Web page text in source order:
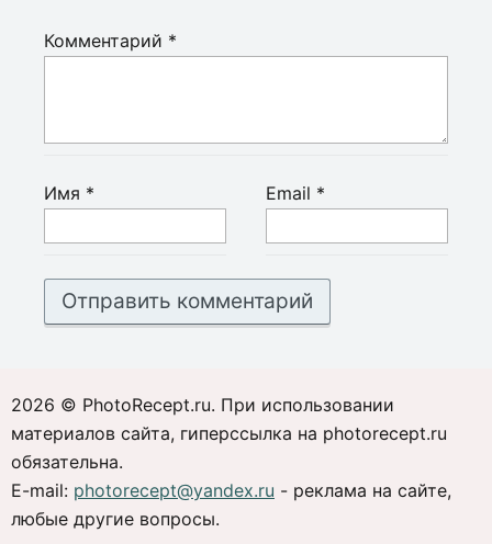
Комментарий *
Имя * Email *
2026 © PhotoRecept.ru. При использовании
материалов сайта, гиперссылка на photorecept.ru
обязательна.
E-mail: photorecept@yandex.ru - реклама на сайте,
любые другие вопросы.